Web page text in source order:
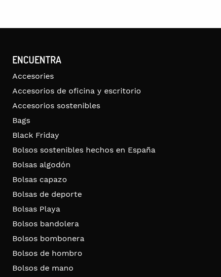
ENCUENTRA
Accesories
Accesorios de oficina y escritorio
Accesorios sostenibles
Bags
Black Friday
Bolsos sostenibles hechos en España
Bolsas algodón
Bolsas capazo
Bolsas de deporte
Bolsas Playa
Bolsos bandolera
Bolsos bombonera
Bolsos de hombro
Bolsos de mano